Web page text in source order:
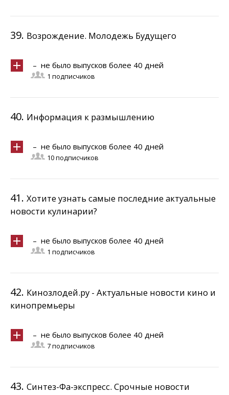
39. Возрождение. Молодежь Будущего
– не было выпусков более 40 дней
1 подписчиков
40. Информация к размышлению
– не было выпусков более 40 дней
10 подписчиков
41. Хотите узнать самые последние актуальные
новости кулинарии?
– не было выпусков более 40 дней
1 подписчиков
42. Кинозлодей.ру - Актуальные новости кино и
кинопремьеры
– не было выпусков более 40 дней
7 подписчиков
43. Синтез-Фа-экспресс. Срочные новости